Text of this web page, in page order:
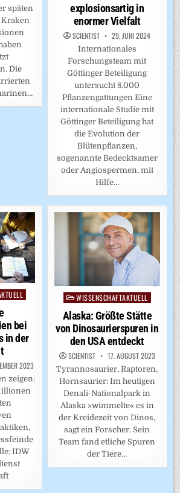
späten
Kraken
Die
explosionsartig in
enormer Vielfalt
SCIENTIST 29. JUNI 2024
Internationales
Forschungsteam mit
Göttinger Beteiligung
untersucht 8.000
Pflanzengattungen Eine
internationale Studie mit
Göttinger Beteiligung hat
die Evolution der
Blütenpflanzen,
sogenannte Bedecktsamer
oder Angiospermen, mit
Hilfe…
bei
in der
2023
zeigen:
IDW
Posted
in
WISSENSCHAFTAKTUELL
Alaska: Größte Stätte
von Dinosaurierspuren in
den USA entdeckt
SCIENTIST 17. AUGUST 2023
Tyrannosaurier, Raptoren,
Hornsaurier: Im heutigen
Denali-Nationalpark in
Alaska »wimmelte« es in
der Kreidezeit von Dinos,
sagt ein Forscher. Sein
Team fand etliche Spuren
der Tiere…